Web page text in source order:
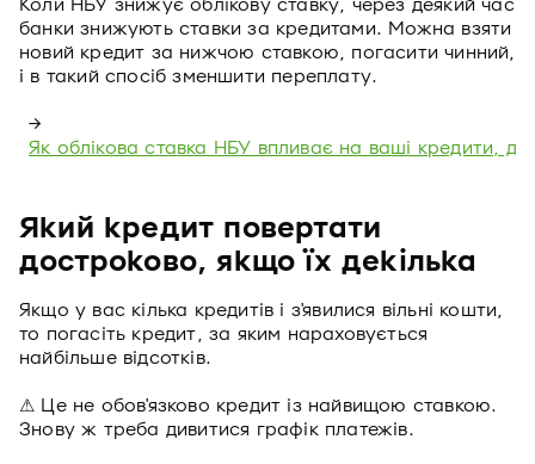
Коли НБУ знижує облікову ставку, через деякий час
банки знижують ставки за кредитами. Можна взяти
новий кредит за нижчою ставкою, погасити чинний,
і в такий спосіб зменшити переплату.
→
Як облікова ставка НБУ впливає на ваші кредити,
Який кредит повертати
достроково, якщо їх декілька
Якщо у вас кілька кредитів і з'явилися вільні кошти,
то погасіть кредит, за яким нараховується
найбільше відсотків.
⚠ Це не обов'язково кредит із найвищою ставкою.
Знову ж треба дивитися графік платежів.